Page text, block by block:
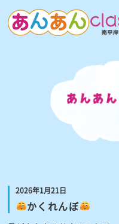
2026年1月21日
かくれんぼ